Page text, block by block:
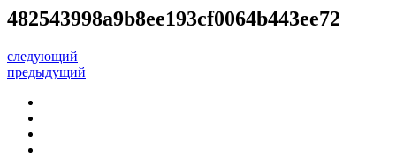
482543998a9b8ee193cf0064b443ee72
следующий
предыдущий